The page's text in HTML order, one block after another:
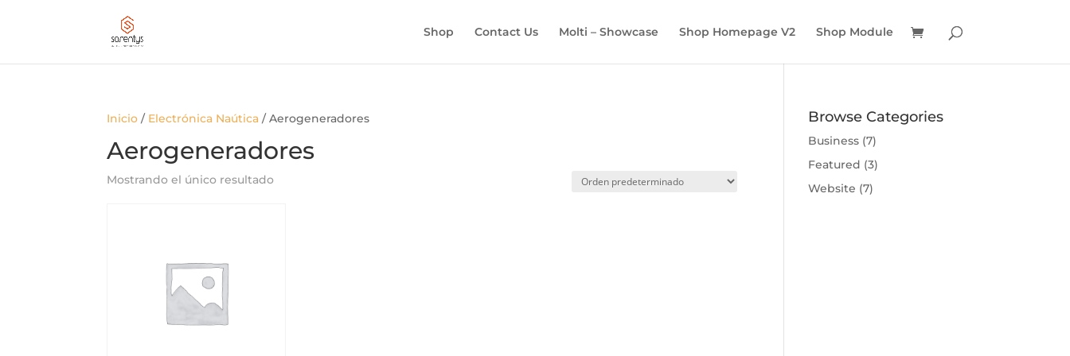
Shop Contact Us Molti – Showcase Shop Homepage V2 Shop Module
PRODUCTOS
Inicio / Electrónica Naútica / Aerogeneradores
Aerogeneradores
Mostrando el único resultado
Browse Categories
Business (7)
Featured (3)
Website (7)